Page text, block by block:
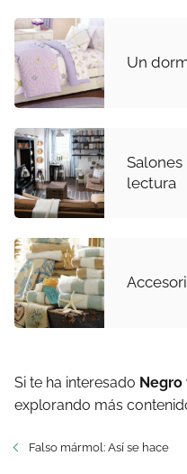
Un
Salones
lectura
Si te ha interesado Negro
explorando más
Falso mármol: Así se hace